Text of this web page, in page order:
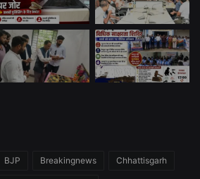
BJP Breakingnews Chhattisgarh